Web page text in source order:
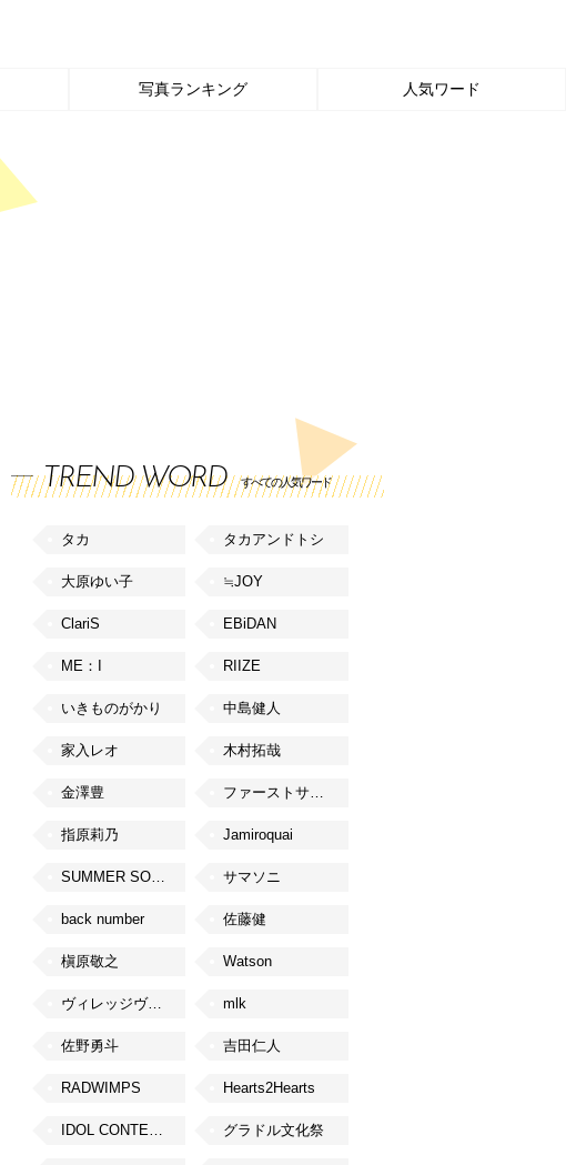
写真ランキング 人気ワード
TREND WORD すべての人気ワード
タカ タカアンドトシ
大原ゆい子 ≒JOY
ClariS EBiDAN
ME：I RIIZE
いきものがかり 中島健人
家入レオ 木村拓哉
金澤豊 ファーストサマーウイカ
指原莉乃 Jamiroquai
SUMMER SONIC サマソニ
back number 佐藤健
槇原敬之 Watson
ヴィレッジヴァンガード mlk
佐野勇斗 吉田仁人
RADWIMPS Hearts2Hearts
IDOL CONTENT EXPO グラドル文化祭